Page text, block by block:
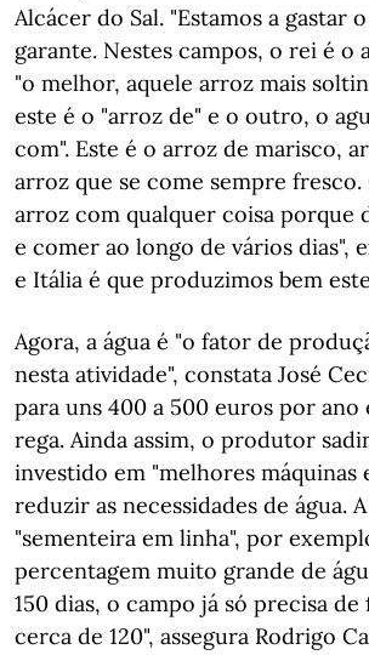
Alcácer do Sal. "Estamos a gastar
garante. Nestes campos, o rei é o
"o melhor, aquele arroz mais
este é o "arroz de" e o outro, o
com". Este é o arroz de marisco,
arroz que se come sempre
arroz com qualquer coisa porque
e comer ao longo de vários dias",
e Itália é que produzimos bem
Agora, a água é "o fator de
nesta atividade", constata José
para uns 400 a 500 euros por ano
rega. Ainda assim, o produtor
investido em "melhores máquinas
reduzir as necessidades de água.
"sementeira em linha", por
percentagem muito grande de
150 dias, o campo já só precisa de
cerca de 120", assegura Rodrigo